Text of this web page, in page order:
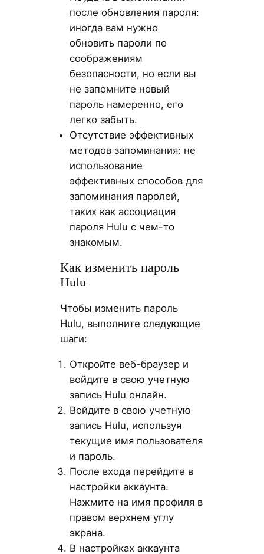
после обновления пароля:
иногда вам нужно
обновить пароли по
соображениям
безопасности, но если вы
не запомните новый
пароль намеренно, его
легко забыть.
Отсутствие эффективных
методов запоминания: не
использование
эффективных способов для
запоминания паролей,
таких как ассоциация
пароля Hulu с чем-то
знакомым.
Как изменить пароль
Hulu
Чтобы изменить пароль
Hulu, выполните следующие
шаги:
Откройте веб-браузер и
войдите в свою учетную
запись Hulu онлайн.
Войдите в свою учетную
запись Hulu, используя
текущие имя пользователя
и пароль.
После входа перейдите в
настройки аккаунта.
Нажмите на имя профиля в
правом верхнем углу
экрана.
В настройках аккаунта